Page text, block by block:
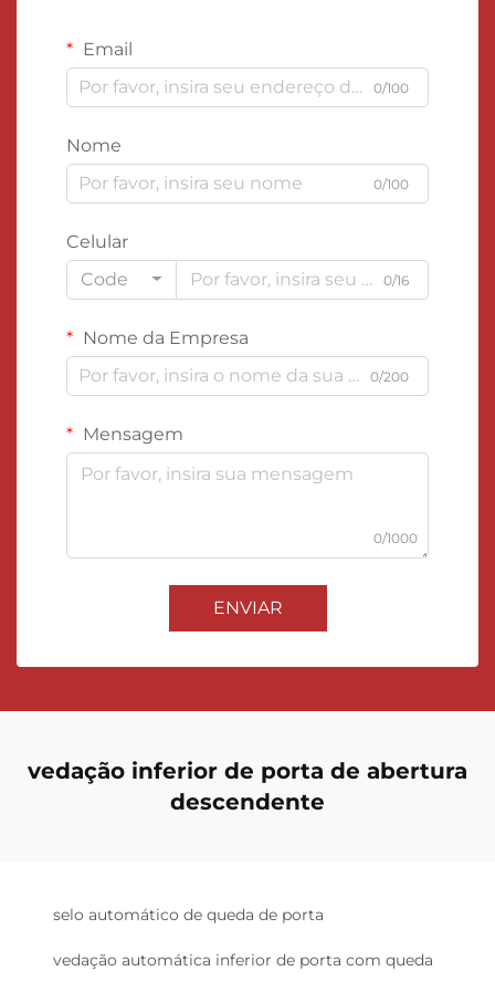
Email
0/100
Nome
0/100
Celular
Code
0/16
Nome da Empresa
0/200
Mensagem
0/1000
ENVIAR
vedação inferior de porta de abertura
descendente
selo automático de queda de porta
vedação automática inferior de porta com queda